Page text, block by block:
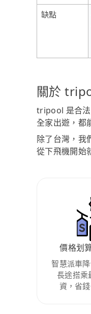
缺點
關於
tripool 是合法
全家出遊，都
除了台灣，我
從下飛機開始
價格划
智慧派車
長途搭乘
資，省